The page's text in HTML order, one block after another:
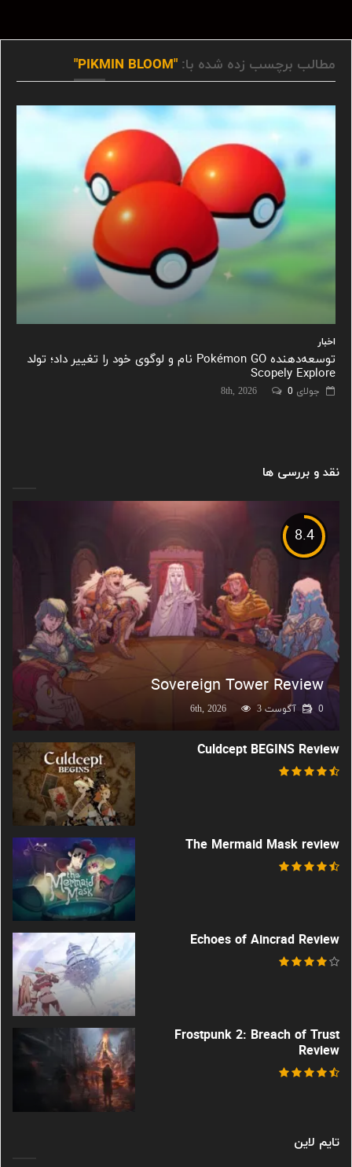
مطالب برچسب زده شده با: "PIKMIN BLOOM"
اخبار
توسعه‌دهنده Pokémon GO نام و لوگوی خود را تغییر داد؛ تولد
Scopely Explore
جولای 8th, 2026 0
نقد و بررسی ها
8.4
Sovereign Tower Review
آگوست 6th, 2026 3 0
Culdcept BEGINS Review
The Mermaid Mask review
Echoes of Aincrad Review
Frostpunk 2: Breach of Trust
Review
تایم لاین